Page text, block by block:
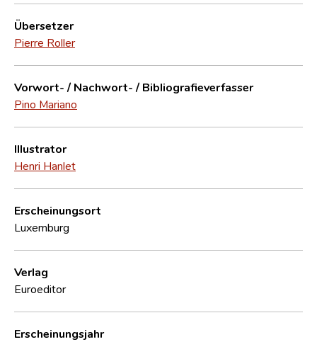
Übersetzer
Pierre Roller
Vorwort- / Nachwort- / Bibliografieverfasser
Pino Mariano
Illustrator
Henri Hanlet
Erscheinungsort
Luxemburg
Verlag
Euroeditor
Erscheinungsjahr